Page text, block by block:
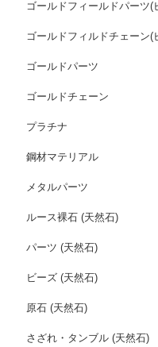
ゴールドフィールドパーツ(
ゴールドフィルドチェーン(
ゴールドパーツ
ゴールドチェーン
プラチナ
鋼材マテリアル
メタルパーツ
ルース裸石 (天然石)
パーツ (天然石)
ビーズ (天然石)
原石 (天然石)
さざれ・タンブル (天然石)